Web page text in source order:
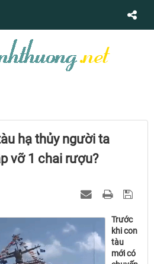
hạ thủy người ta
vỡ 1 chai rượu?
Trước
khi con
tàu
mới có